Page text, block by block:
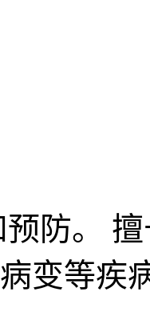
防。
变等疾